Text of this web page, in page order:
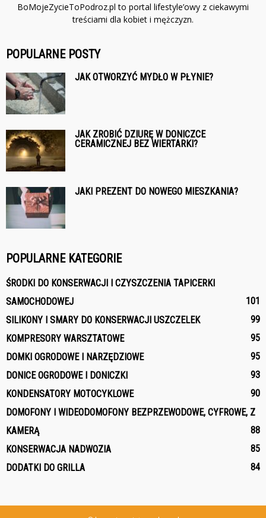
BoMojeZycieToPodroz.pl to portal lifestyle’owy z ciekawymi
treściami dla kobiet i mężczyzn.
POPULARNE POSTY
JAK OTWORZYĆ MYDŁO W PŁYNIE?
JAK ZROBIĆ DZIURĘ W DONICZCE
CERAMICZNEJ BEZ WIERTARKI?
JAKI PREZENT DO NOWEGO MIESZKANIA?
POPULARNE KATEGORIE
ŚRODKI DO KONSERWACJI I CZYSZCZENIA TAPICERKI
SAMOCHODOWEJ
101
SILIKONY I SMARY DO KONSERWACJI USZCZELEK
99
KOMPRESORY WARSZTATOWE
95
DOMKI OGRODOWE I NARZĘDZIOWE
95
DONICE OGRODOWE I DONICZKI
93
KONDENSATORY MOTOCYKLOWE
90
DOMOFONY I WIDEODOMOFONY BEZPRZEWODOWE, CYFROWE, Z
KAMERĄ
88
KONSERWACJA NADWOZIA
85
DODATKI DO GRILLA
84